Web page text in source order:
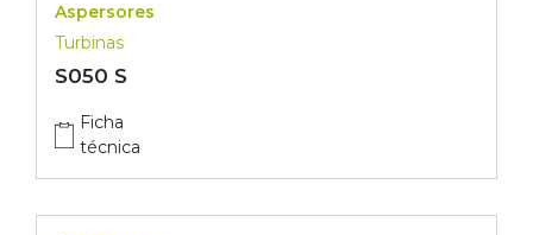
Aspersores
Turbinas
S050 S
Ficha
técnica